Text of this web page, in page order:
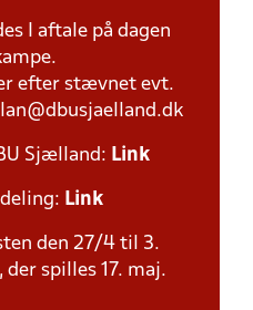
I aftale på dagen
efter stævnet evt.
Sjælland: Link
Link
den 27/4 til 3.
spilles 17. maj.